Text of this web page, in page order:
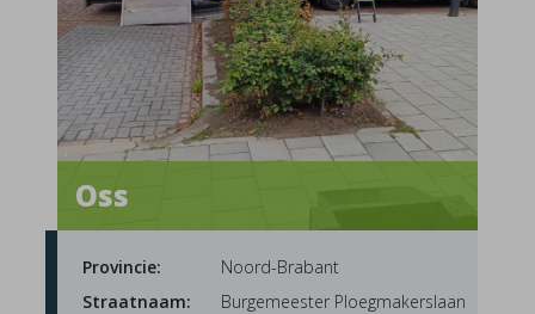
Oss
Provincie:
Noord-Brabant
Straatnaam:
Burgemeester Ploegmakerslaan